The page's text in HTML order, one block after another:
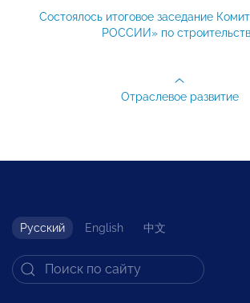
Состоялось итоговое заседание
РОССИИ» по
Отраслевое развитие
Русский English 中文